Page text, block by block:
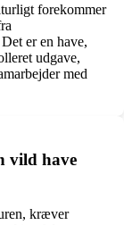
forekommer
er en have,
udgave,
med
vild have
kræver